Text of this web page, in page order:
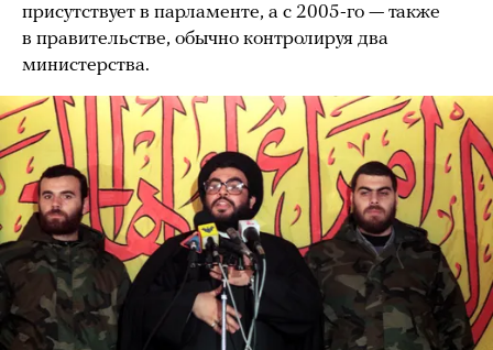
присутствует в парламенте, а с 2005-го — также
в правительстве, обычно контролируя два
министерства.